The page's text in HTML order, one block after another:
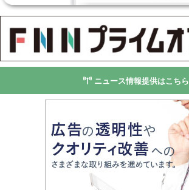
ニュース情報提供はこちら